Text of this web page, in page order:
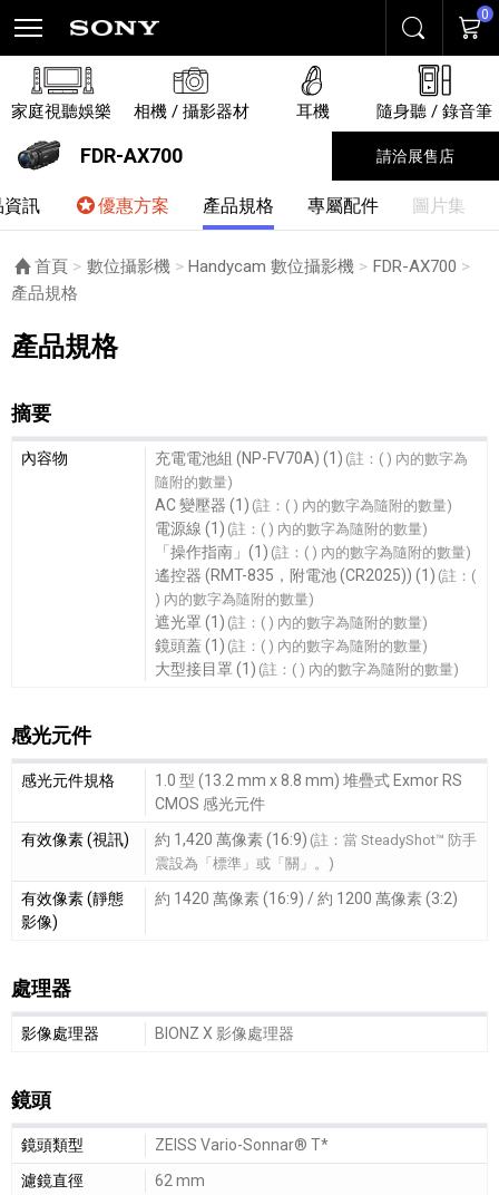
搜尋 購物
0
家庭視聽娛樂 相機 / 攝影器材 耳機 隨身聽 / 錄音筆
FDR-AX700 請洽展售店
資訊 優惠方案 產品規格 專屬配件 圖片集
首頁 數位攝影機 Handycam 數位攝影機
FDR-AX700
目前頁面：
產品規格
產品規格
摘要
摘要細節敘述
內容物 充電電池組 (NP-FV70A) (1) (註：( ) 內的數字為
隨附的數量)
AC 變壓器 (1) (註：( ) 內的數字為隨附的數量)
電源線 (1) (註：( ) 內的數字為隨附的數量)
「操作指南」(1) (註：( ) 內的數字為隨附的數量)
遙控器 (RMT-835，附電池 (CR2025)) (1) (註：(
) 內的數字為隨附的數量)
遮光罩 (1) (註：( ) 內的數字為隨附的數量)
鏡頭蓋 (1) (註：( ) 內的數字為隨附的數量)
大型接目罩 (1) (註：( ) 內的數字為隨附的數量)
感光元件
感光元件細節敘述
感光元件規格
1.0 型 (13.2 mm x 8.8 mm) 堆疊式 Exmor RS
CMOS 感光元件
有效像素 (視訊)
約 1,420 萬像素 (16:9) (註：當 SteadyShot™ 防手
震設為「標準」或「關」。)
有效像素 (靜態
影像)
約 1420 萬像素 (16:9) / 約 1200 萬像素 (3:2)
處理器
處理器細節敘述
影像處理器 BIONZ X 影像處理器
鏡頭
鏡頭細節敘述
鏡頭類型
ZEISS Vario-Sonnar® T*
濾鏡直徑
62 mm